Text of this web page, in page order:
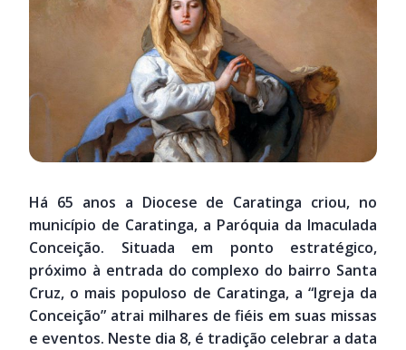
Há 65 anos a Diocese de Caratinga criou, no
município de Caratinga, a Paróquia da Imaculada
Conceição. Situada em ponto estratégico,
próximo à entrada do complexo do bairro Santa
Cruz, o mais populoso de Caratinga, a “Igreja da
Conceição” atrai milhares de fiéis em suas missas
e eventos. Neste dia 8, é tradição celebrar a data